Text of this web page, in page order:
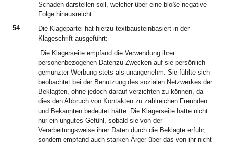
Schaden darstellen soll, welcher über eine bloße negative
Folge hinausreicht.
54
Die Klagepartei hat hierzu textbausteinbasiert in der
Klageschrift ausgeführt:
„Die Klägerseite empfand die Verwendung ihrer
personenbezogenen Datenzu Zwecken auf sie persönlich
gemünzter Werbung stets als unangenehm. Sie fühlte sich
beobachtet bei der Benutzung des sozialen Netzwerkes der
Beklagten, ohne jedoch darauf verzichten zu können, da
dies den Abbruch von Kontakten zu zahlreichen Freunden
und Bekannten bedeutet hätte. Die Klägerseite hatte nicht
nur ein ungutes Gefühl, sobald sie von der
Verarbeitungsweise ihrer Daten durch die Beklagte erfuhr,
sondern empfand auch starken Ärger über das von ihr nicht